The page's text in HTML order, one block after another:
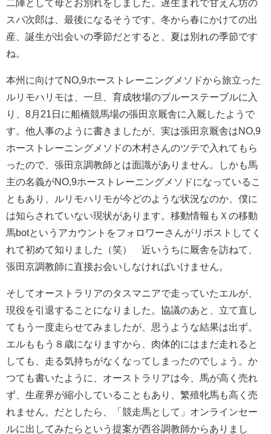
二陣として母とお別れをしました。遅生まれで甘えん坊の
スパ次郎は、最後になるそうです。冬から春にかけての出
産、誕生が出会いの季節だとすると、夏は別れの季節です
ね。
本州に向けてNO,9ホーストレーニングメソドから旅立った
ルリモハリモは、一旦、育成牧場のブルーステーブルに入
り、8月21日に船橋競馬場の張田京厩舎に入厩したようで
す。他人事のように書きましたが、実は張田京厩舎はNO,9
ホーストレーニングメソドの木村さんのツテで入れてもら
ったので、張田京調教師とは面識がありません。しかも馬
主の名義がNO,9ホーストレーニングメソドになっているこ
ともあり、ルリモハリモが今どのような状況なのか、僕に
は知らされていない現状があります。移動情報もＸの移動
馬botというアカウントをフォロワーさんがリポストしてく
れて初めて知りました（笑） 近いうちに厩舎を訪ねて、
張田京調教師に直接お会いしなければいけません。
そしてオーストラリアのタスマニアで走っていたエルが、
現役を引退することになりました。協議のあと、立て直し
てもう一度走らせてみましたが、思うような結果は出ず。
エルももう８歳になりますから、肉体的にはまだ走れると
しても、走る気持ちがなくなってしまったのでしょう。か
つても書いたように、オーストラリアは今、馬が高く売れ
ず、生産界が縮小していることもあり、繁殖牝馬も高く売
れません。だとしたら、「競走馬として」オンラインセー
ルに出してみたらという提案が西谷調教師からありまし